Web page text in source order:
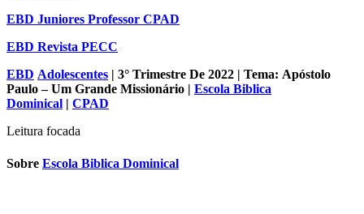
EBD Juniores Professor CPAD
EBD Revista PECC
EBD Adolescentes | 3° Trimestre De 2022 | Tema: Apóstolo
Paulo – Um Grande Missionário | Escola Biblica
Dominical | CPAD
Leitura focada
Sobre Escola Biblica Dominical